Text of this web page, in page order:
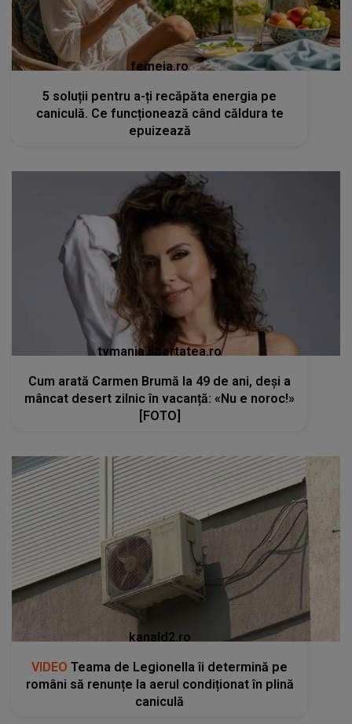
femeia.ro
5 soluții pentru a-ți recăpăta energia pe
caniculă. Ce funcționează când căldura te
epuizează
tvmania.libertatea.ro
Cum arată Carmen Brumă la 49 de ani, deși a
mâncat desert zilnic în vacanță: «Nu e noroc!»
[FOTO]
kanald2.ro
VIDEO Teama de Legionella îi determină pe
români să renunțe la aerul condiționat în plină
caniculă